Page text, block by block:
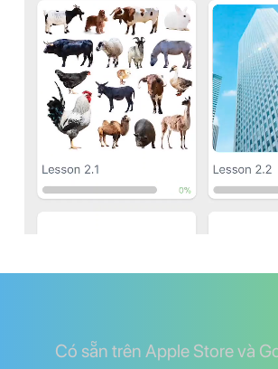
Có sẵn trên Apple Store và